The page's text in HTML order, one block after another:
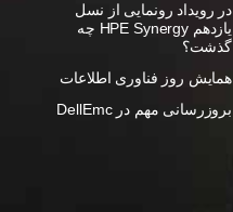
در رویداد رونمایی از نسل
یازدهم HPE Synergy چه
گذشت؟
همایش روز فناوری اطلاعات
بروزرسانی مهم در DellEmc